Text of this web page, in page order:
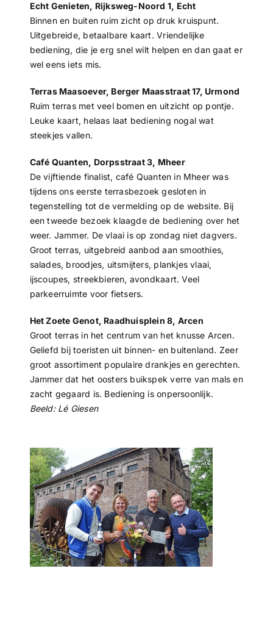
Echt Genieten, Rijksweg-Noord 1, Echt
Binnen en buiten ruim zicht op druk kruispunt.
Uitgebreide, betaalbare kaart. Vriendelijke
bediening, die je erg snel wilt helpen en dan gaat er
wel eens iets mis.
Terras Maasoever, Berger Maasstraat 17, Urmond
Ruim terras met veel bomen en uitzicht op pontje.
Leuke kaart, helaas laat bediening nogal wat
steekjes vallen.
Café Quanten, Dorpsstraat 3, Mheer
De vijftiende finalist, café Quanten in Mheer was
tijdens ons eerste terrasbezoek gesloten in
tegenstelling tot de vermelding op de website. Bij
een tweede bezoek klaagde de bediening over het
weer. Jammer. De vlaai is op zondag niet dagvers.
Groot terras, uitgebreid aanbod aan smoothies,
salades, broodjes, uitsmijters, plankjes vlaai,
ijscoupes, streekbieren, avondkaart. Veel
parkeerruimte voor fietsers.
Het Zoete Genot, Raadhuisplein 8, Arcen
Groot terras in het centrum van het knusse Arcen.
Geliefd bij toeristen uit binnen- en buitenland. Zeer
groot assortiment populaire drankjes en gerechten.
Jammer dat het oosters buikspek verre van mals en
zacht gegaard is. Bediening is onpersoonlijk.
Beeld: Lé Giesen